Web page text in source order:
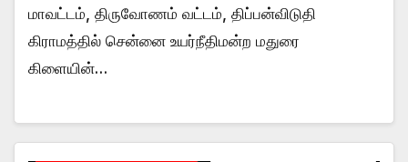
மாவட்டம், திருவோணம் வட்டம், திப்பன்விடுதி
கிராமத்தில் சென்னை உயர்நீதிமன்ற மதுரை
கிளையின்…